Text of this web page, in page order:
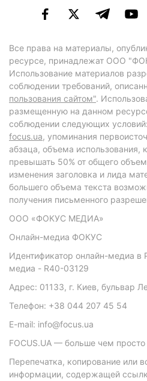
Все права на материалы,
ресурсе, принадлежат ООО
Использование материалов
соблюдении требований,
пользования сайтом".
размещенную на данном
соблюдении следующих
focus.ua, упоминания
абзаца, объема использования,
превышать 50% от общего
изменения заголовка и лида
большего объема текста
получения письменного
ООО «ФОКУС МЕДИА»
Онлайн-медиа ФОКУС
Идентификатор онлайн-медиа в
медиа - R40-03129
Адрес: 01133, г. Киев, бульвар
Телефон: +38 044 207 45 54
E-mail: info@focus.ua
FOCUS.UA — больше чем просто
Перепечатка, копирование или
информации, содержащей